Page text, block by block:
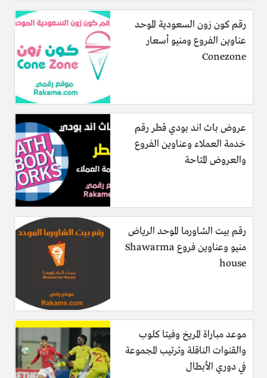
رقم كون زون السعودية الموحد
عناوين الفروع ومنيو أسعار
Conezone
عروض باث اند بودي قطر رقم
خدمة العملاء وعناوين الفروع
والعروض المتاحة
رقم بيت الشاورما الموحد الرياض
منيو وعناوين فروع Shawarma
house
موعد مباراة المريخ وفيتا كلوب
والقنوات الناقلة وترتيب المجموعة
في دوري الأبطال